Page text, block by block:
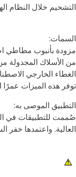
خلال النظام
بأنبوب مطاطي
المجدولة من
الخارجي
هذه الميزات عمرًا
الموصى به:
للتطبيقات في
واعتمدها خفر